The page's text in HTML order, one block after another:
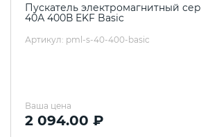
Пускатель электромагнитный
40А 400В EKF Basic
Артикул: pml-s-40-400-basic
Ваша цена
2 094.00 ₽